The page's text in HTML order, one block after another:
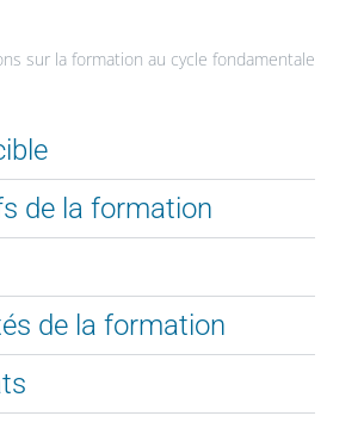
sur la formation au cycle fondamentale
de la formation
de la formation